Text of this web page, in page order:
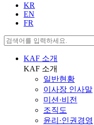
KR
EN
FR
KAF 소개
KAF 소개
일반현황
이사장 인사말
미션·비전
조직도
윤리·인권경영